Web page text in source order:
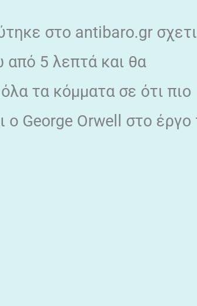
στο antibaro.gr
από 5 λεπτά και θα
τα κόμματα σε ότι πιο
George Orwell στο έργο